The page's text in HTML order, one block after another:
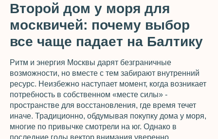
Второй дом у моря для
москвичей: почему выбор
все чаще падает на Балтику
Ритм и энергия Москвы дарят безграничные
возможности, но вместе с тем забирают внутренний
ресурс. Неизбежно наступает момент, когда возникает
потребность в собственном «месте силы» -
пространстве для восстановления, где время течет
иначе. Традиционно, обдумывая покупку дома у моря,
многие по привычке смотрели на юг. Однако в
последние годы вектор внимания уверенно